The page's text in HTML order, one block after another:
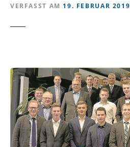
VERFASST AM 19. FEBRUAR 2019